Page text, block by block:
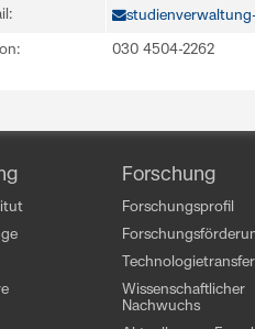
030 4504-2262
Forschung
Forschungsprofil
Technologietransfer
Wissenschaftlicher
Nachwuchs